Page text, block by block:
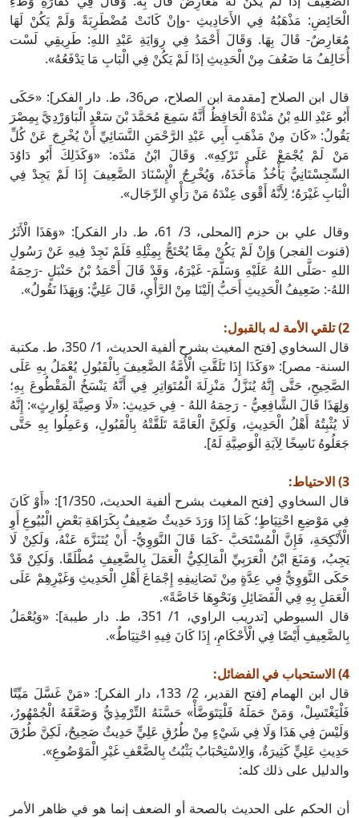
الْحَائِضِ: مَذْهَبُهُ فِي الأَحَادِيثِ -وإنْ كَانَتْ مُضْطَرِبَةً وَلَمْ يَكُنْ لَهَا
مُعَارِضٌ- قَالَ بِهَا. وَقَالَ أَحْمَدُ فِي رِوَايَةِ عَبْدِ اللهِ: طَرِيقِي لَسْت
أُخَالِفُ مَا ضَعُفَ مِنْ الْحَدِيثِ إذَا لَمْ يَكُنْ فِي الْبَابِ مَا يَدْفَعُهُ».
قال ابن الصلاح [مقدمة ابن الصلاح، ص36، ط. دار الفكر]: «حَكَى
أَبُو عَبْدِ اللهِ بْنُ مَنْدَهْ الْحَافِظُ أَنَّهُ سَمِعَ مُحَمَّدَ بْنَ سَعْدٍ الْبَاوَرْدِيَّ بِمِصْرَ
يَقُولُ: «كَانَ مِنْ مَذْهَبِ أَبِي عَبْدِ الرَّحْمَنِ النَّسَائِيِّ أَنْ يُخْرِجَ عَنْ كُلِّ
مَنْ لَمْ يُجْمَعْ عَلَى تَرْكِهِ». وَقَالَ ابْنُ مَنْدَه: «وَكَذَلِكَ أَبُو دَاوُدَ
السِّجِسْتَانِيُّ يَأْخُذُ مَأْخَذَهُ، وَيُخْرِجُ الْإِسْنَادَ الضَّعِيفَ إِذَا لَمْ يَجِدْ فِي
الْبَابِ غَيْرَهُ؛ لِأَنَّهُ أَقْوَى عِنْدَهُ مَنْ رَأْيِ الرِّجَال».
وقال علي بن حزم [المحلى، 3/ 61، ط. دار الفكر]: «وَهَذَا الْأَثَرُ
(قنوت الفجر) وَإِنْ لَمْ يَكُنْ مِمَّا يُحْتَجُّ بِمِثْلِهِ فَلَمْ نَجِدْ فِيهِ عَنْ رَسُولِ
اللهِ -صَلَّى اللهُ عَلَيْهِ وَسَلَّمَ- غَيْرَهُ، وَقَدْ قَالَ أَحْمَدُ بْنُ حَنْبَلٍ -رَحِمَهُ
اللهُ-: ضَعِيفُ الْحَدِيثِ أَحَبُّ إلَيْنَا مِنْ الرَّأْيِ، قَالَ عَلِيٌّ: وَبِهَذَا نَقُولُ».
2) تلقي الأمة له بالقبول:
قال السخاوي [فتح المغيث بشرح ألفية الحديث، 1/ 350، ط. مكتبة
السنة- مصر]: «وَكَذَا إِذَا تَلَقَّتِ الْأُمَّةُ الضَّعِيفَ بِالْقَبُولِ يُعْمَلُ بِهِ عَلَى
الصَّحِيحِ، حَتَّى إِنَّهُ يُنَزَّلُ مَنْزِلَةَ الْمُتَوَاتِرِ فِي أَنَّهُ يَنْسَخُ الْمَقْطُوعَ بِهِ؛
وَلِهَذَا قَالَ الشَّافِعِيُّ - رَحِمَهُ اللهُ - فِي حَدِيثِ: «لَا وَصِيَّةَ لِوَارِثٍ»: إِنَّهُ
لَا يُثْبِتُهُ أَهْلُ الْحَدِيثِ، وَلَكِنَّ الْعَامَّةَ تَلَقَّتْهُ بِالْقَبُولِ، وَعَمِلُوا بِهِ حَتَّى
جَعَلُوهُ نَاسِخًا لِآيَةِ الْوَصِيَّةِ لَهُ].
3) الاحتياط:
قال السخاوي [فتح المغيث بشرح ألفية الحديث، 1/350]: «أَوْ كَانَ
فِي مَوْضِعِ احْتِيَاطٍ؛ كَمَا إِذَا وَرَدَ حَدِيثٌ ضَعِيفٌ بِكَرَاهَةِ بَعْضِ الْبُيُوعِ أَوِ
الْأَنْكِحَةِ، فَإِنَّ الْمُسْتَحَبَّ -كَمَا قَالَ النَّوَوِيُّ- أَنْ يُتَنَزَّهَ عَنْهُ، وَلَكِنْ لَا
يَجِبُ، وَمَنَعَ ابْنُ الْعَرَبِيِّ الْمَالِكِيُّ الْعَمَلَ بِالضَّعِيفِ مُطْلَقًا. وَلَكِنْ قَدْ
حَكَى النَّوَوِيُّ فِي عِدَّةٍ مِنْ تَصَانِيفِهِ إِجْمَاعَ أَهْلِ الْحَدِيثِ وَغَيْرِهِمْ عَلَى
الْعَمَلِ بِهِ فِي الْفَضَائِلِ وَنَحْوِهَا خَاصَّةً».
قال السيوطي [تدريب الراوي، 1/ 351، ط. دار طيبة]: «وَيُعْمَلُ
بِالضَّعِيفِ أَيْضًا فِي الْأَحْكَامِ، إِذَا كَانَ فِيهِ احْتِيَاطٌ».
4) الاستحباب في الفضائل:
قال ابن الهمام [فتح القدير، 2/ 133، دار الفكر]: «مَنْ غَسَّلَ مَيِّتًا
فَلْيَغْتَسِلْ، وَمَنْ حَمَلَهُ فَلْيَتَوَضَّأْ» حَسَّنَهُ التِّرْمِذِيُّ وَضَعَّفَهُ الْجُمْهُورُ،
وَلَيْسَ فِي هَذَا وَلَا فِي شَيْءٍ مِنْ طُرُقِ عَلِيٍّ حَدِيثٌ صَحِيحٌ، لَكِنَّ طُرُقَ
حَدِيثِ عَلِيٍّ كَثِيرَةٌ، وَالِاسْتِحْبَابُ يَثْبُتُ بِالضَّعْفِ غَيْرِ الْمَوْضُوعِ».
والدليل على ذلك كله:
أن الحكم على الحديث بالصحة أو الضعف إنما هو في ظاهر الأمر